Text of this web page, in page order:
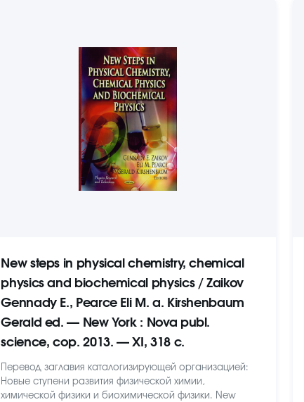
New steps in physical chemistry, chemical
physics and biochemical physics / Zaikov
Gennady E., Pearce Eli M. a. Kirshenbaum
Gerald ed. — New York : Nova publ.
science, cop. 2013. — XI, 318 c.
Перевод заглавия каталогизирующей организацией:
Новые ступени развития физической химии,
химической физики и биохимической физики. New